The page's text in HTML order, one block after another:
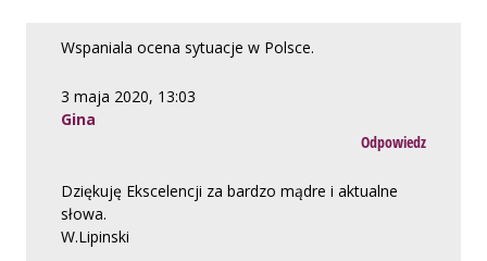
Wspaniala ocena sytuacje w Polsce.
3 maja 2020, 13:03
Gina
Odpowiedz
Dziękuję Ekscelencji za bardzo mądre i aktualne
słowa.
W.Lipinski